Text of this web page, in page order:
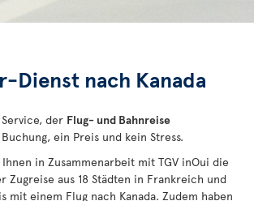
Dienst nach Kanada
der Flug- und Bahnreise
ein Preis und kein Stress.
in Zusammenarbeit mit TGV inOui die
Zugreise aus 18 Städten in Frankreich und
mit einem Flug nach Kanada. Zudem haben